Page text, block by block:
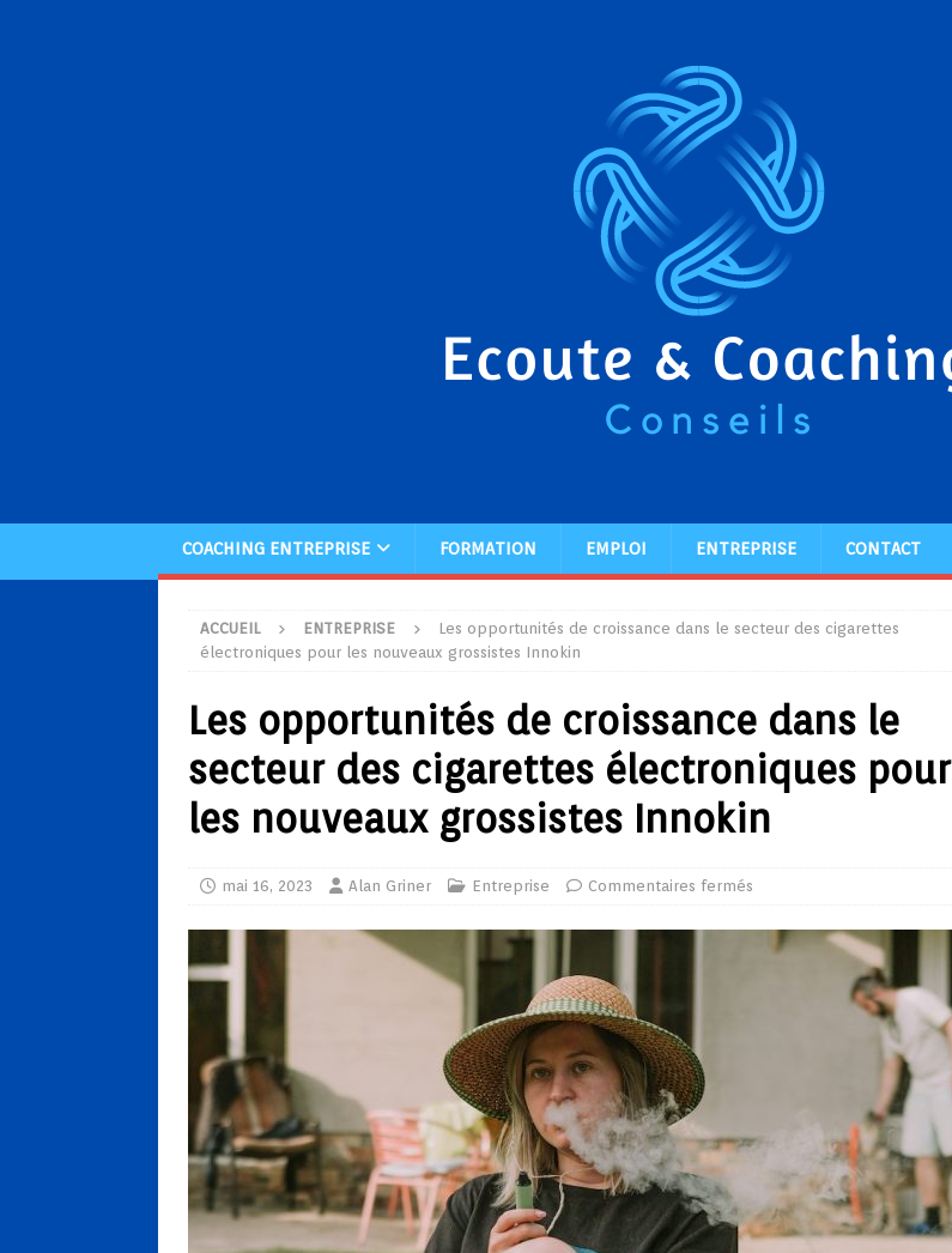
COACHING ENTREPRISE FORMATION EMPLOI ENTREPRISE CONTACT
ACCUEIL ENTREPRISE
Les opportunités de croissance dans le secteur des cigarettes
électroniques pour les nouveaux grossistes Innokin
Les opportunités de croissance dans le
secteur des cigarettes électroniques pour
les nouveaux grossistes Innokin
mai 16, 2023 Alan Griner Entreprise Commentaires fermés